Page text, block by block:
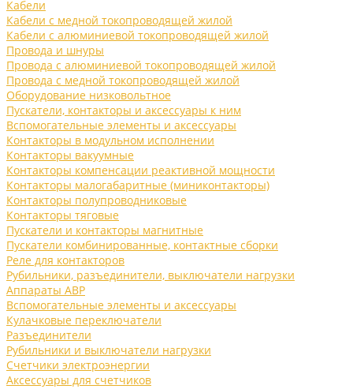
Кабели
Кабели с медной токопроводящей жилой
Кабели с алюминиевой токопроводящей жилой
Провода и шнуры
Провода с алюминиевой токопроводящей жилой
Провода с медной токопроводящей жилой
Оборудование низковольтное
Пускатели, контакторы и аксессуары к ним
Вспомогательные элементы и аксессуары
Контакторы в модульном исполнении
Контакторы вакуумные
Контакторы компенсации реактивной мощности
Контакторы малогабаритные (миниконтакторы)
Контакторы полупроводниковые
Контакторы тяговые
Пускатели и контакторы магнитные
Пускатели комбинированные, контактные сборки
Реле для контакторов
Рубильники, разъединители, выключатели нагрузки
Аппараты АВР
Вспомогательные элементы и аксессуары
Кулачковые переключатели
Разъединители
Рубильники и выключатели нагрузки
Счетчики электроэнергии
Аксессуары для счетчиков